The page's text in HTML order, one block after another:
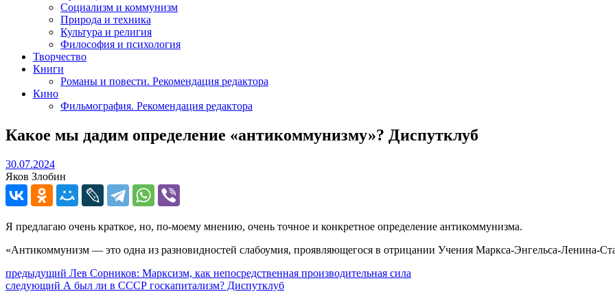
Социализм и коммунизм
Природа и техника
Культура и религия
Философия и психология
Творчество
Книги
Романы и повести. Рекомендация редактора
Кино
Фильмография. Рекомендация редактора
Какое мы дадим определение «антикоммунизму»? Диспутклуб
30.07.202430.07.2024
Яков Злобин
Я предлагаю очень краткое, но, по-моему мнению, очень точное и конкретное определение антикоммунизма.
«Антикоммунизм — это одна из разновидностей слабоумия, проявляющегося в отрицании Учения Маркса-Энгельса-Ленина-
Навигация
по
предыдущий Предыдущий
пост:
Лев Сорников: Марксизм, как непосредственная производительная сила
следующий Следующее
А был ли в СССР госкапитализм? Диспутклуб